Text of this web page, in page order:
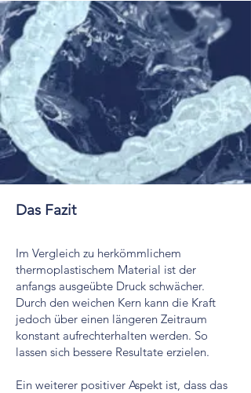
Das Fazit
Im Vergleich zu herkömmlichem
thermoplastischem Material ist der
anfangs ausgeübte Druck schwächer.
Durch den weichen Kern kann die Kraft
jedoch über einen längeren Zeitraum
konstant aufrechterhalten werden. So
lassen sich bessere Resultate erzielen.
Ein weiterer positiver Aspekt ist, dass das